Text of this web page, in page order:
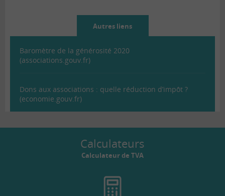
Autres liens
Baromètre de la générosité 2020
(associations.gouv.fr)
Dons aux associations : quelle réduction d’impôt ?
(economie.gouv.fr)
Calculateurs
Calculateur de TVA